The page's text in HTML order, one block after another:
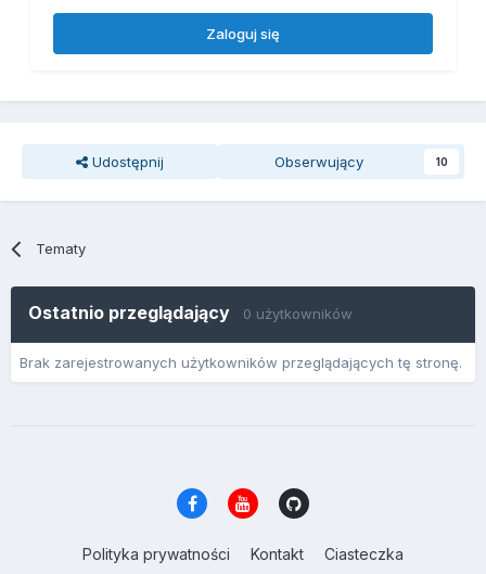
Zaloguj się
Udostępnij Obserwujący 10
Tematy
Ostatnio przeglądający 0 użytkowników
Brak zarejestrowanych użytkowników przeglądających tę stronę.
Polityka prywatności Kontakt Ciasteczka